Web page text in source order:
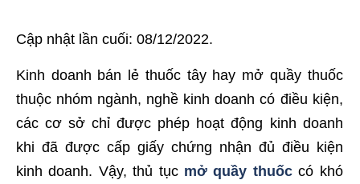
Cập nhật lần cuối: 08/12/2022.
Kinh doanh bán lẻ thuốc tây hay mở quầy thuốc
thuộc nhóm ngành, nghề kinh doanh có điều kiện,
các cơ sở chỉ được phép hoạt động kinh doanh
khi đã được cấp giấy chứng nhận đủ điều kiện
kinh doanh. Vậy,thủ tục mở quầy thuốccó khó